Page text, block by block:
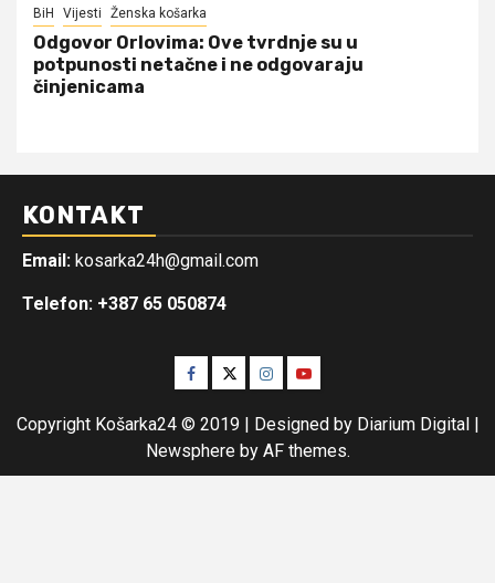
BiH Vijesti Ženska košarka
Odgovor Orlovima: ​Ove tvrdnje su u
potpunosti netačne i ne odgovaraju
činjenicama
KONTAKT
Email: kosarka24h@gmail.com
Telefon: +387 65 050874
Facebook
TwitterInstagram
Youtube
Copyright Košarka24 © 2019 | Designed by Diarium Digital
Newsphereby AF themes.